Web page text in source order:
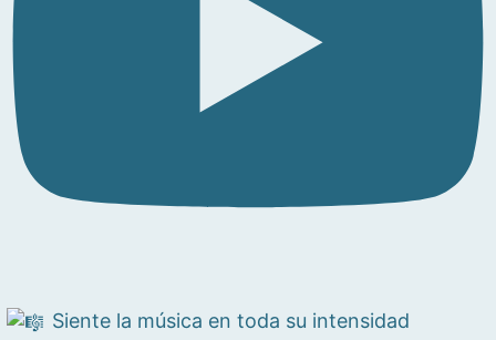
Siente la música en toda su intensidad